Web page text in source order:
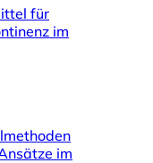
für
im
im